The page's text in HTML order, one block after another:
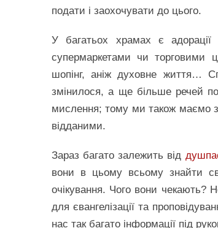
подати і заохочувати до цього.
У багатьох храмах є
супермаркетами чи торговими
шопінг, аніж духовне життя…
змінилося, а ще більше речей
мислення; тому ми також маємо
відданими.
Зараз багато залежить від
вони в цьому всьому знайти
очікування. Чого вони чекають?
для євангелізації та
нас так багато інформації під